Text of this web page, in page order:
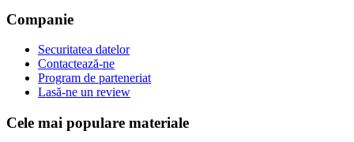
Companie
Securitatea datelor
Contactează-ne
Program de parteneriat
Lasă-ne un review
Cele mai populare materiale